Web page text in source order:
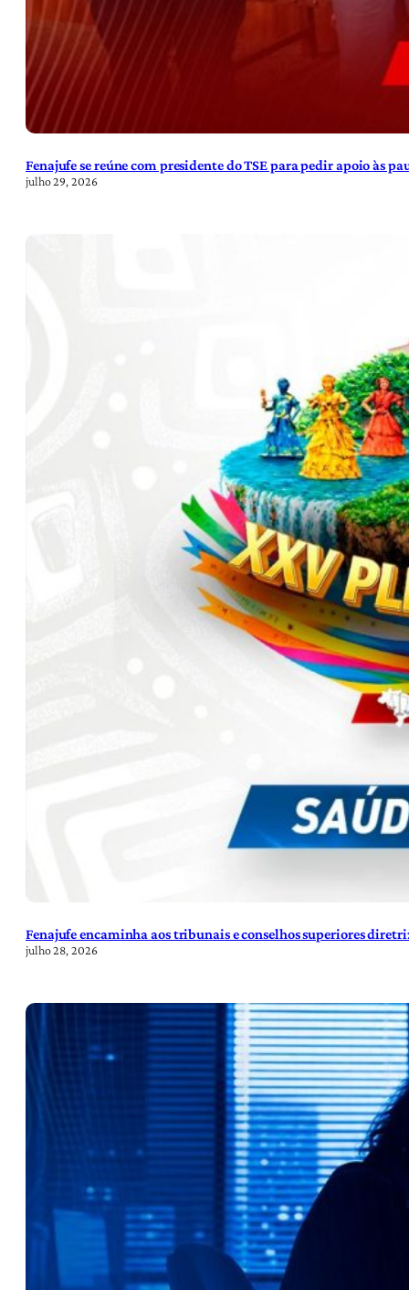
Fenajufe se reúne com presidente do TSE para pedir apoio às
julho 29, 2026
Fenajufe encaminha aos tribunais e conselhos superiores
julho 28, 2026